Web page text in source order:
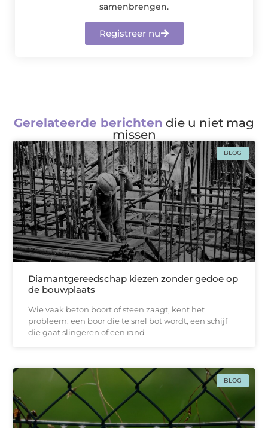
samenbrengen.
Registreer nu
Gerelateerde berichten die u niet mag
missen
BLOG
Diamantgereedschap kiezen zonder gedoe op
de bouwplaats
Wie vaak beton boort of steen zaagt, kent het
probleem: een boor die te snel bot wordt, een schijf
die gaat slingeren of een rand
BLOG